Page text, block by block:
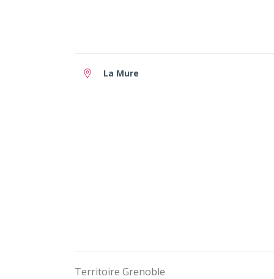
La Mure
Territoire Grenoble